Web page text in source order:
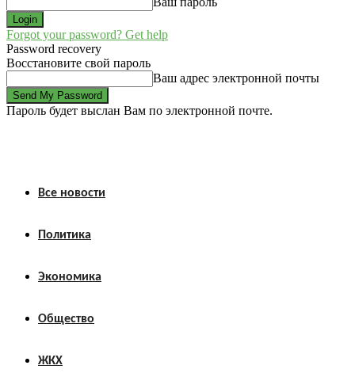
Forgot your password? Get help
Password recovery
Восстановите свой пароль
Ваш адрес электронной почты
Пароль будет выслан Вам по электронной почте.
Все новости
Политика
Экономика
Общество
ЖКХ